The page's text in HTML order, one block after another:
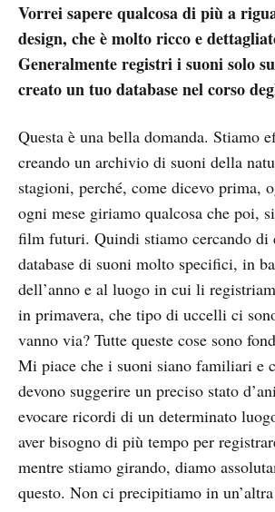
Vorrei sapere qualcosa di più a
design, che è molto ricco e
Generalmente registri i suoni solo
creato un tuo database nel corso
Questa è una bella domanda. Stiamo
creando un archivio di suoni della
stagioni, perché, come dicevo prima,
ogni mese giriamo qualcosa che poi,
film futuri. Quindi stiamo cercando di
database di suoni molto specifici, in
dell’anno e al luogo in cui li
in primavera, che tipo di uccelli ci
vanno via? Tutte queste cose sono
Mi piace che i suoni siano familiari e
devono suggerire un preciso stato
evocare ricordi di un determinato
aver bisogno di più tempo per
mentre stiamo girando, diamo
questo. Non ci precipitiamo in un’altra